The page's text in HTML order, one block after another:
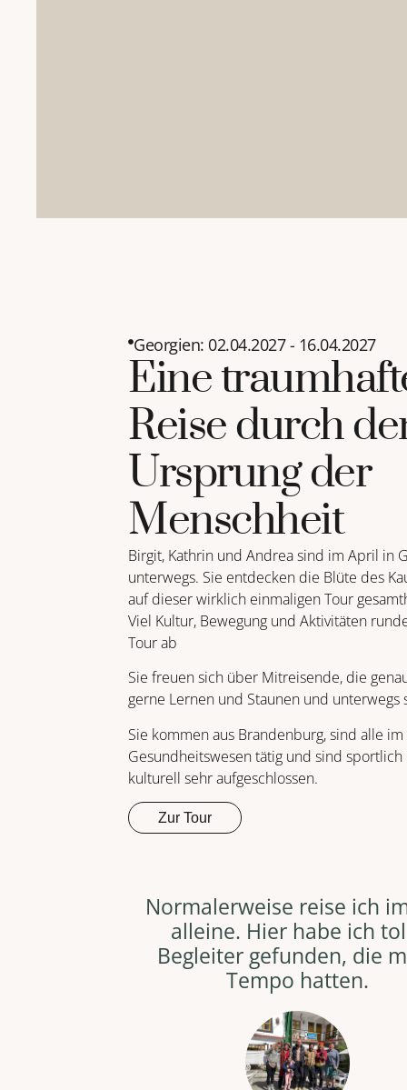
Aktuelle
Sri Lanka - Dezember 2026
Armenien - März / April 2027
Sardinien - Herbst 2027
Georgien: 02.04.2027 - 16.04.2027
Eine
Reise durch
Ursprung der
Menschheit
Birgit, Kathrin und Andrea sind im April in
unterwegs. Sie entdecken die Blüte des
auf dieser wirklich einmaligen Tour
Viel Kultur, Bewegung und Aktivitäten
Tour ab
Sie freuen sich über Mitreisende, die
gerne Lernen und Staunen und unterwegs
Sie kommen aus Brandenburg, sind alle im
Gesundheitswesen tätig und sind sportlich
kulturell sehr aufgeschlossen.
Zur Tour
Normalerweise reise ich
alleine. Hier habe ich
Begleiter gefunden, die
Tempo hatten.